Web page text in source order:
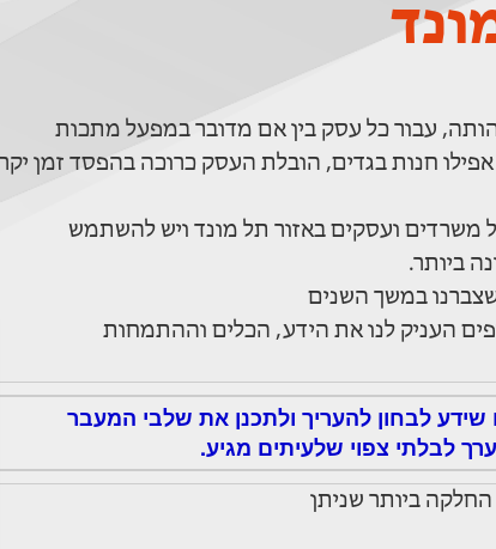
עבור כל עסק בין אם מדובר במפעל מתכות
חנות בגדים, הובלת העסק כרוכה בהפסד זמן
משרדים ועסקים באזור תל מונד ויש להשתמש
ביותר.
שצברנו במשך השנים
העניק לנו את הידע, הכלים וההתמחות
לבחון להעריך ולתכנן את שלבי המעבר
לבלתי צפוי שלעיתים מגיע.
ביותר שניתן